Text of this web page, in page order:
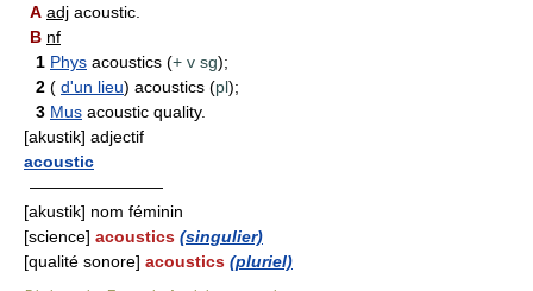
A adj acoustic.
B nf
1 Phys acoustics (+ v sg);
2 ( d'un lieu) acoustics (pl);
3 Mus acoustic quality.
[akustik] adjectif
acoustic
————————
[akustik] nom féminin
[science] acoustics (singulier)
[qualité sonore] acoustics (pluriel)